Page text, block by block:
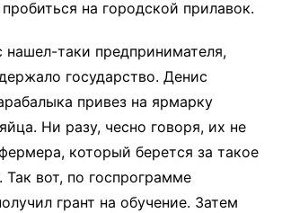
на городской прилавок.
нашел-таки предпринимателя,
государство. Денис
привез на ярмарку
Ни разу, чесно говоря, их не
который берется за такое
вот, по госпрограмме
грант на обучение. Затем